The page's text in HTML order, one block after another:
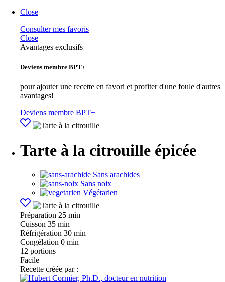
Close
Consulter mes favoris
Close
Avantages exclusifs
Deviens membre BPT+
pour ajouter une recette en favori et profiter d'une foule d'autres
avantages!
Deviens membre BPT+
Tarte à la citrouille épicée
Sans arachides
Sans noix
Végétarien
Préparation 25 min
Cuisson 35 min
Réfrigération 30 min
Congélation 0 min
12 portions
Facile
Recette créée par :